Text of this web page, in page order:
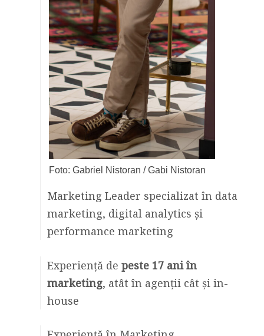
Foto: Gabriel Nistoran / Gabi Nistoran
Marketing Leader specializat în data
marketing, digital analytics și
performance marketing
Experiență de peste 17 ani în
marketing, atât în agenții cât și in-
house